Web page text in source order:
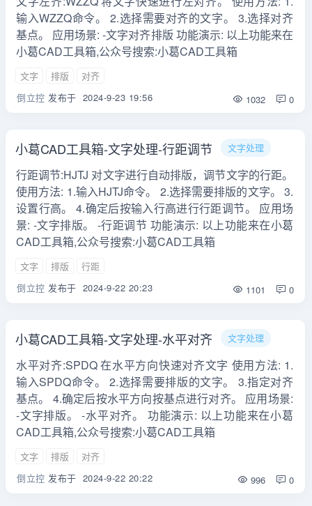
输入WZZQ命令。 2.选择需要对齐的文字。 3.选择对齐
基点。 应用场景: -文字对齐排版 功能演示: 以上功能来在
小葛CAD工具箱,公众号搜索:小葛CAD工具箱
文字 排版
对齐
倒立控 发布于 2024-9-23 19:56 1032 0
小葛CAD工具箱-文字处理-行距调节 文字处理
行距调节:HJTJ 对文字进行自动排版，调节文字的行距。
使用方法: 1.输入HJTJ命令。 2.选择需要排版的文字。 3.
设置行高。 4.确定后按输入行高进行行距调节。 应用场
景: -文字排版。 -行距调节 功能演示: 以上功能来在小葛
CAD工具箱,公众号搜索:小葛CAD工具箱
文字 排版
行距
倒立控 发布于 2024-9-22 20:23 1101 0
小葛CAD工具箱-文字处理-水平对齐 文字处理
水平对齐:SPDQ 在水平方向快速对齐文字 使用方法: 1.
输入SPDQ命令。 2.选择需要排版的文字。 3.指定对齐
基点。 4.确定后按水平方向按基点进行对齐。 应用场景:
-文字排版。 -水平对齐。 功能演示: 以上功能来在小葛
CAD工具箱,公众号搜索:小葛CAD工具箱
文字 排版
对齐
倒立控 发布于 2024-9-22 20:22 996 0